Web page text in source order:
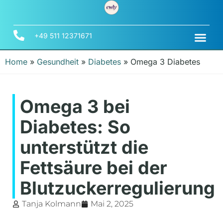
+49 511 12371671
Home » Gesundheit » Diabetes » Omega 3 Diabetes
Omega 3 bei
Diabetes: So
unterstützt die
Fettsäure bei der
Blutzuckerregulierung
Tanja Kolmann Mai 2, 2025